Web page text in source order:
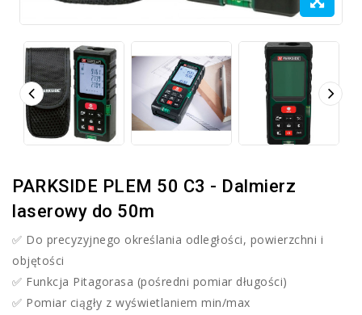
PARKSIDE PLEM 50 C3 - Dalmierz
laserowy do 50m
✅ Do precyzyjnego określania odległości, powierzchni i
objętości
✅ Funkcja Pitagorasa (pośredni pomiar długości)
✅ Pomiar ciągły z wyświetlaniem min/max